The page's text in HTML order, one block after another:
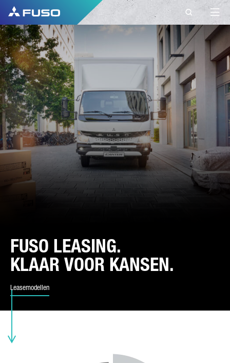
FUSO LEASING.
KLAAR VOOR KANSEN.
Leasemodellen
CONTACT
FUSO EUROPE
CONTACT
Heeft u vragen?
Stuur ons uw vraag via dit contactformulier.
SOORT VERZOEK*
E-MAIL*